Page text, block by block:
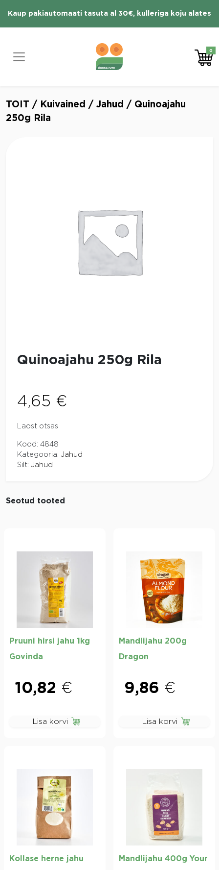
Kaup pakiautomaati tasuta al 30€, kulleriga koju alates
0
TOIT / Kuivained / Jahud / Quinoajahu
250g Rila
Quinoajahu 250g Rila
4,65 €
Laost otsas
Kood: 4848
Kategooria: Jahud
Silt: Jahud
Seotud tooted
Pruuni hirsi jahu 1kg
Govinda
10,82 €
Lisa korvi
Mandlijahu 200g
Dragon
9,86 €
Lisa korvi
Kollase herne jahu
Mandlijahu 400g Your